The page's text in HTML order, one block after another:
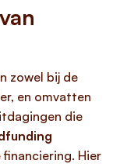
zowel bij de
en omvatten
die
Hier